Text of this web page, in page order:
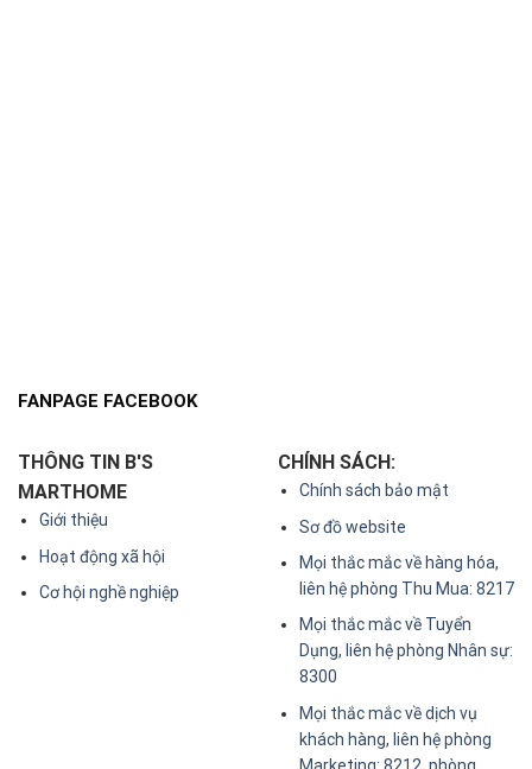
FANPAGE FACEBOOK
THÔNG TIN B'S
MARTHOME
Giới thiệu
Hoạt động xã hội
Cơ hội nghề nghiệp
CHÍNH SÁCH:
Chính sách bảo mật
Sơ đồ website
Mọi thắc mắc về hàng hóa,
liên hệ phòng Thu Mua: 8217
Mọi thắc mắc về Tuyển
Dụng, liên hệ phòng Nhân sự:
8300
Mọi thắc mắc về dịch vụ
khách hàng, liên hệ phòng